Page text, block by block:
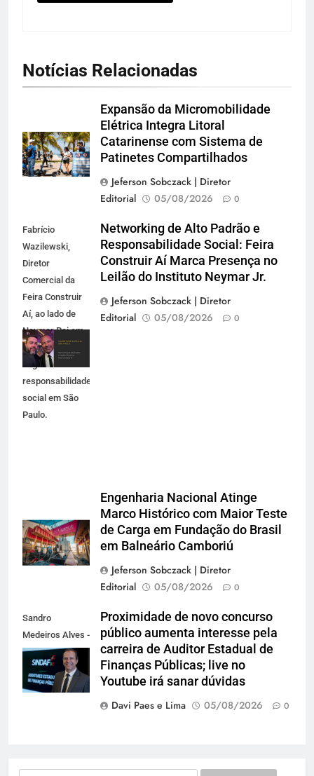
Notícias Relacionadas
Expansão da Micromobilidade
Elétrica Integra Litoral
Catarinense com Sistema de
Patinetes Compartilhados
Jeferson Sobczack | Diretor
Editorial
05/08/2026 0
Fabrício
Wazilewski,
Diretor
Comercial da
Feira Construir
Aí, ao lado de
Neymar Pai em
evento de
negócios e
responsabilidade
social em São
Paulo.
Networking de Alto Padrão e
Responsabilidade Social: Feira
Construir Aí Marca Presença no
Leilão do Instituto Neymar Jr.
Jeferson Sobczack | Diretor
Editorial
05/08/2026 0
Engenharia Nacional Atinge
Marco Histórico com Maior Teste
de Carga em Fundação do Brasil
em Balneário Camboriú
Jeferson Sobczack | Diretor
Editorial
05/08/2026 0
Sandro
Medeiros Alves -
Presidente do
Sindaf-SC
Proximidade de novo concurso
público aumenta interesse pela
carreira de Auditor Estadual de
Finanças Públicas; live no
Youtube irá sanar dúvidas
Davi Paes e Lima
05/08/2026 0